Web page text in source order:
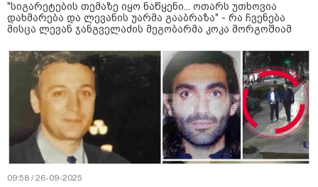
"სიგარეტების თემაზე იყო ნაწყენი... ოთარს უთხოვია
დახმარება და ლევანის უარმა გააბრაზა" - რა ჩვენება
მისცა ლევან ჯანგველაძის მეგობარმა კოკა მორგოშიამ
09:58 / 26-09-2025